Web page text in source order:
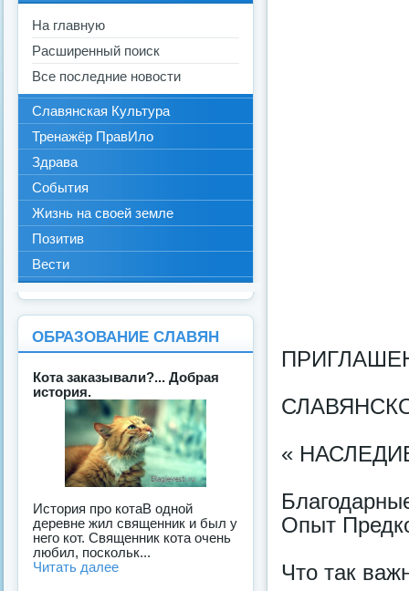
«
Опыт
Что так
На главную
Расширенный поиск
Все последние новости
Славянская Культура
Тренажёр ПравИло
Здрава
События
Жизнь на своей земле
Позитив
Вести
ОБРАЗОВАНИЕ СЛАВЯН
Кота заказывали?... Добрая
история.
История про котаВ одной
деревне жил священник и был у
него кот. Священник кота очень
любил, поскольк...
Читать далее